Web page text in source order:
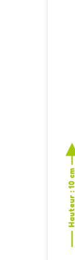
Hauteur : 10 cm